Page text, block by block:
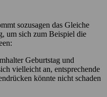
sozusagen das Gleiche
um sich zum Beispiel die
Geburtstag und
vielleicht an, entsprechende
könnte nicht schaden